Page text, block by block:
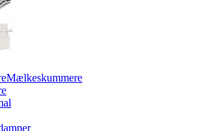
Mælkeskummere